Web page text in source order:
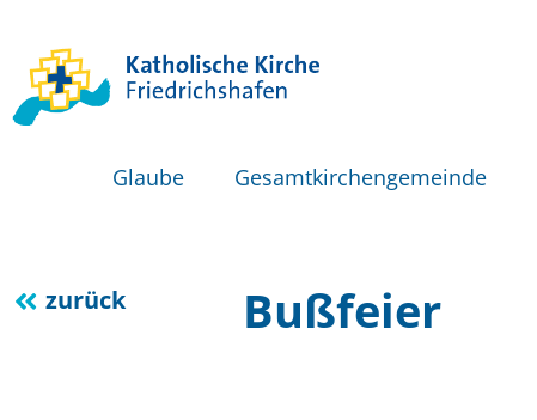
Glaube Gesamtkirchengemeinde
zurück Bußfeier